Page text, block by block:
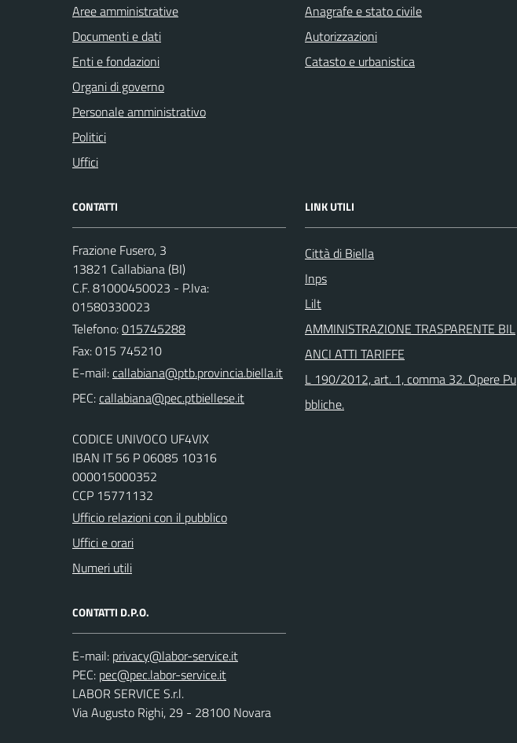
Aree amministrative
Documenti e dati
Enti e fondazioni
Organi di governo
Personale amministrativo
Politici
Uffici
Anagrafe e stato civile
Autorizzazioni
Catasto e urbanistica
CONTATTI
Frazione Fusero, 3
13821 Callabiana (BI)
C.F. 81000450023 - P.Iva:
01580330023
Telefono:015745288
Fax: 015 745210
E-mail:
PEC:
CODICE UNIVOCO UF4VIX
IBAN IT 56 P 06085 10316
000015000352
CCP 15771132
Ufficio relazioni con il pubblico
Uffici e orari
Numeri utili
CONTATTI D.P.O.
E-mail:
PEC:
LABOR SERVICE S.r.l.
Via Augusto Righi, 29 - 28100 Novara
LINK UTILI
Città di Biella
Inps
Lilt
AMMINISTRAZIONE TRASPARENTE BIL
ANCI ATTI TARIFFE
L 190/2012, art. 1, comma 32. Opere Pu
bbliche.